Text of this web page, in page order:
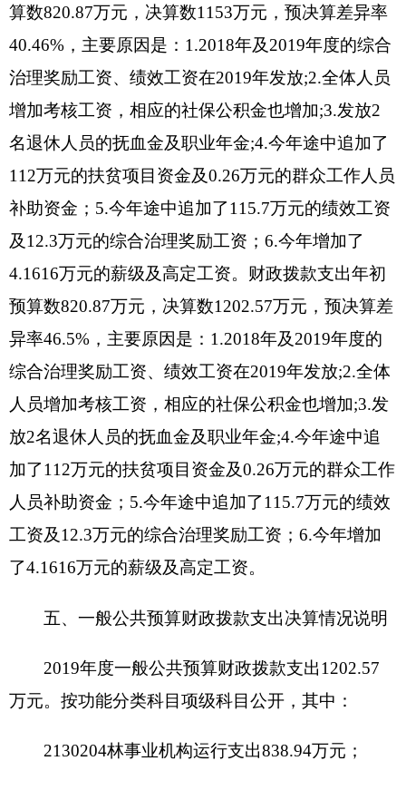
2130205森林培育支出60万元；
2130504农村基础设施建设支出211万元；
六、一般公共预算财政拨款基本支出决算情况
说明
2019年度一般公共预算财政拨款基本支出
931.57万元，其中：
万元、津贴补贴179.92、奖金10.67万元、绩效工资
126.97万元、机关事业单位基本养老保险缴费78.35
万元、职业年金缴费6.22万元、职工基本医疗保险
缴费47.52万元、其他社会保障缴费4.32万元、住房
公积金52.82万元、其他工资福利支出0.18万元、退
万元、奖励金130.06万元、其他对个人和家庭的补
助0.06万元。
手续费0.1万元、水费1.41万元、邮电费1.57万元、
取暖费4.5万元、差旅费0.62万元、维修（护）费
元、劳务费2.03万元、工会经费3.32万元、福利费
用0.12万元、其他商品和服务支出0.45万元、办公
设备购置0.13万元、专用设备购置0.21万元。
七、一般公共预算财政拨款“三公”经费支出决